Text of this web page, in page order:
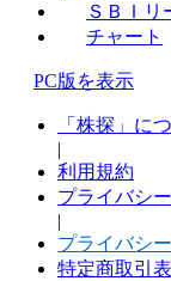
ＳＢＩリ
チャート
PC版を表示
「株探」に
|
利用規約
プライバシ
|
プライバシ
特定商取引